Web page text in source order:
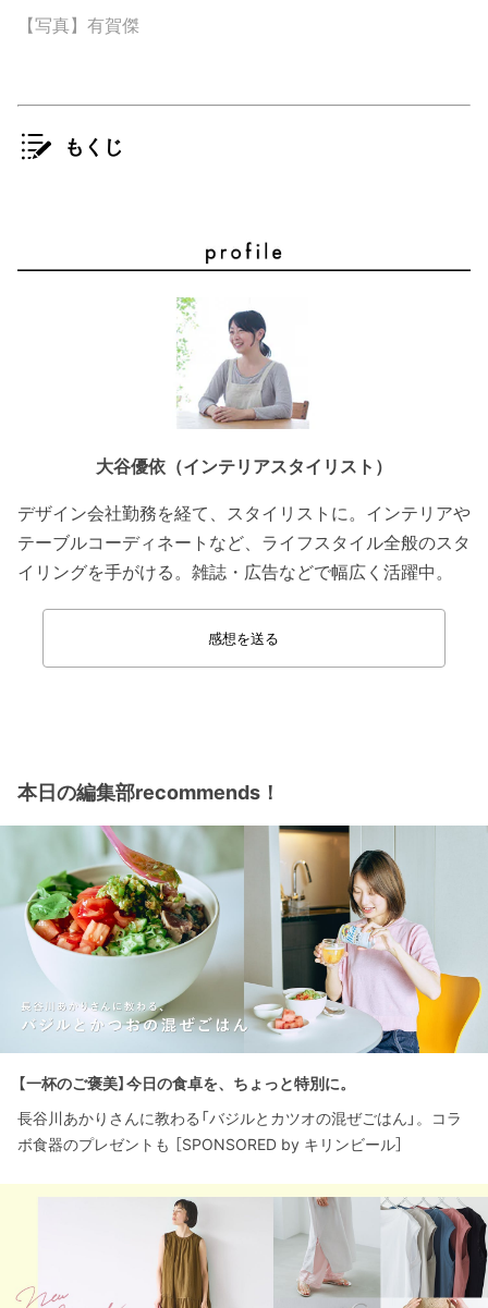
【写真】有賀傑
もくじ
大谷優依（インテリアスタイリスト）
デザイン会社勤務を経て、スタイリストに。インテリアや
テーブルコーディネートなど、ライフスタイル全般のスタ
イリングを手がける。雑誌・広告などで幅広く活躍中。
感想を送る
本日の編集部recommends！
【一杯のご褒美】今日の食卓を、ちょっと特別に。
長谷川あかりさんに教わる「バジルとカツオの混ぜごはん」。コラ
ボ食器のプレゼントも ［SPONSORED by キリンビール］